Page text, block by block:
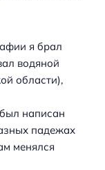
я брал
водяной
области),
написан
падежах
менялся